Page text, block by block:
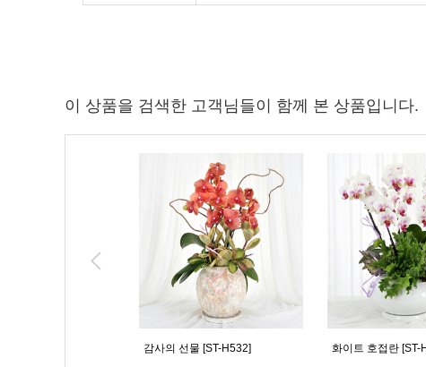
이 상품을 검색한 고객님들이 함께 본 상품입니다.
감사의 선물 [ST-H532] 화이트 호접란 [ST-